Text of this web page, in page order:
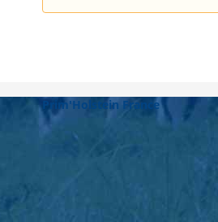
Prim'Holstein France